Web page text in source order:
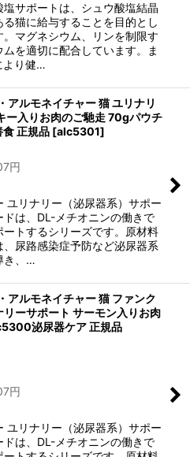
サポートは、シュウ酸塩結晶
猫に給与することを目的とし
。マグネシウム、リンを制限す
を適切に配合しています。ま
より健…
アルモネイチャー 猫 ユリナリ
ー入りお肉のご馳走 70gパウチ
正規品 [alc5301]
円
ユリナリー（泌尿器系）サポー
ドは、DL-メチオニンの働きで
ートするシリーズです。原材料
尿路感染症予防など泌尿器系
き、…
アルモネイチャー 猫 ファンク
リーサポート サーモン入りお肉
泌尿器ケア 正規品
円
ユリナリー（泌尿器系）サポー
ドは、DL-メチオニンの働きで